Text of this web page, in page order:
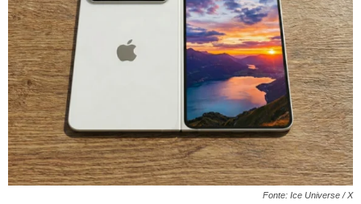
Fonte: Ice Universe / X